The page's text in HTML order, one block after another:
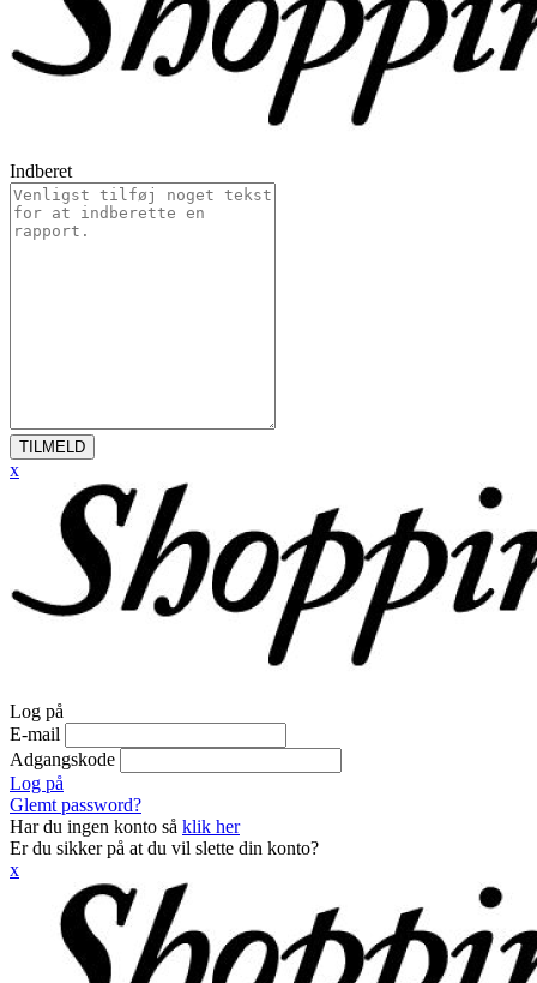
Indberet
TILMELD
x
Log på
E-mail
Adgangskode
Log på
Glemt password?
Har du ingen konto så klik her
Er du sikker på at du vil slette din konto?
x